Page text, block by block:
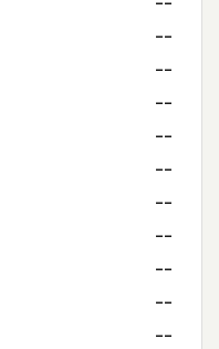
--
--
--
--
--
--
--
--
--
--